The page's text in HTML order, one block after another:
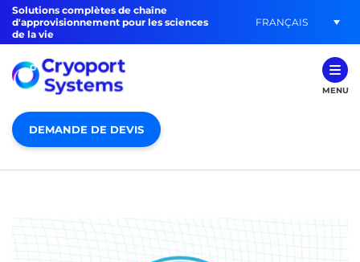
Solutions complètes de chaîne
d'approvisionnement pour les sciences
de la vie
FRANÇAIS
MENU
DEMANDE DE DEVIS